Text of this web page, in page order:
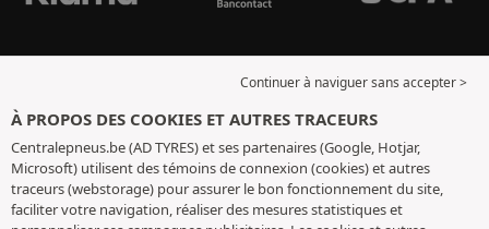
Continuer à naviguer sans accepter >
À PROPOS DES COOKIES ET AUTRES TRACEURS
Centralepneus.be (AD TYRES) et ses partenaires (Google, Hotjar,
Microsoft) utilisent des témoins de connexion (cookies) et autres
traceurs (webstorage) pour assurer le bon fonctionnement du site,
faciliter votre navigation, réaliser des mesures statistiques et